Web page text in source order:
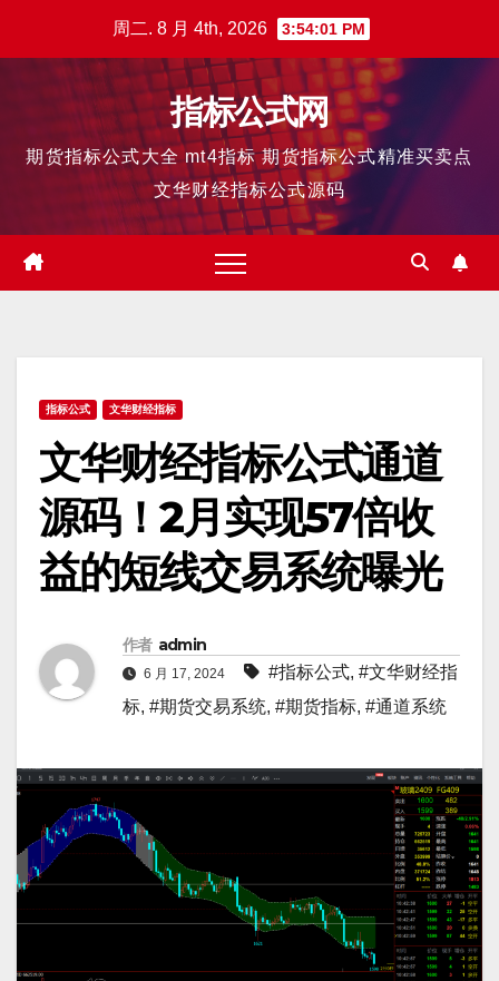
周二. 8 月 4th, 2026 3:54:02 PM
指标公式网
期货指标公式大全 mt4指标 期货指标公式精准买卖点
文华财经指标公式源码
指标公式 文华财经指标
文华财经指标公式通道
源码！2月实现57倍收
益的短线交易系统曝光
作者 admin
6 月 17, 2024 #指标公式, #文华财经指
标, #期货交易系统, #期货指标, #通道系统